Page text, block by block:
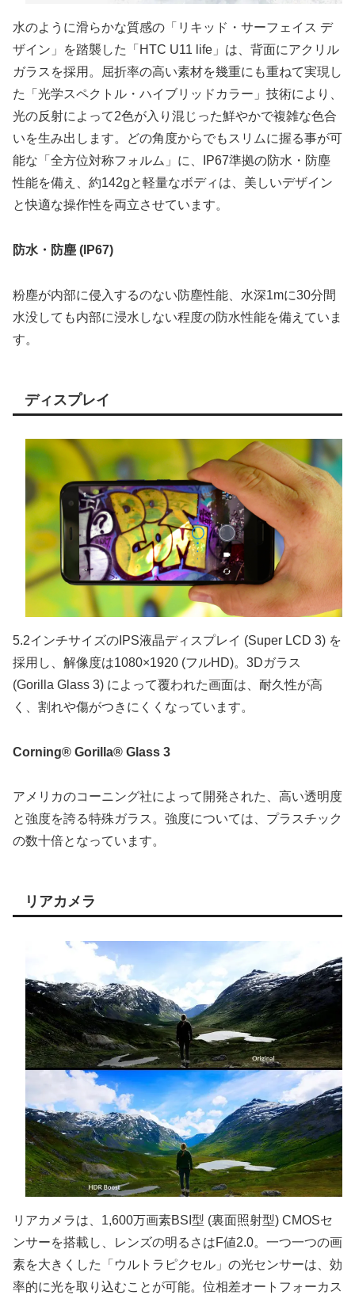
水のように滑らかな質感の「リキッド・サーフェイス デ
ザイン」を踏襲した「HTC U11 life」は、背面にアクリル
ガラスを採用。屈折率の高い素材を幾重にも重ねて実現し
た「光学スペクトル・ハイブリッドカラー」技術により、
光の反射によって2色が入り混じった鮮やかで複雑な色合
いを生み出します。どの角度からでもスリムに握る事が可
能な「全方位対称フォルム」に、IP67準拠の防水・防塵
性能を備え、約142gと軽量なボディは、美しいデザイン
と快適な操作性を両立させています。
防水・防塵 (IP67)
粉塵が内部に侵入するのない防塵性能、水深1mに30分間
水没しても内部に浸水しない程度の防水性能を備えていま
す。
ディスプレイ
5.2インチサイズのIPS液晶ディスプレイ (Super LCD 3) を
採用し、解像度は1080×1920 (フルHD)。3Dガラス
(Gorilla Glass 3) によって覆われた画面は、耐久性が高
く、割れや傷がつきにくくなっています。
Corning® Gorilla® Glass 3
アメリカのコーニング社によって開発された、高い透明度
と強度を誇る特殊ガラス。強度については、プラスチック
の数十倍となっています。
リアカメラ
リアカメラは、1,600万画素BSI型 (裏面照射型) CMOSセ
ンサーを搭載し、レンズの明るさはF値2.0。一つ一つの画
素を大きくした「ウルトラピクセル」の光センサーは、効
率的に光を取り込むことが可能。位相差オートフォーカス